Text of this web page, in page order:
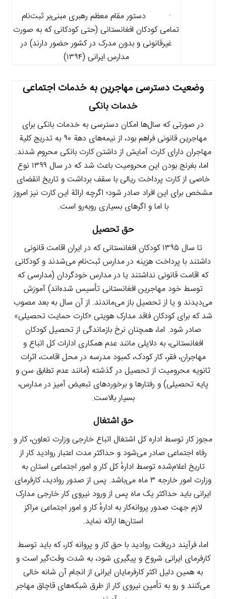
· دستور مقام معظم رهبری مبنی‌بر ثبت‌نام
تمامی کودکان افغانستانی (حتی کودکانی که به صورت
غیرقانونی و بدون مدرک در کشور حضور دارند) در
مدارس ایرانی (۱۳۹۴)
وضعیت دسترسی مهاجرین به خدمات اجتماعی
خدمات بانکی
در صورتی که سال‌ها امکان دسترسی به خدمات بانکی برای
مهاجرین قانونی فراهم بود، از نیمه‌های دهة ۹۰ به تدریج کلیة
مهاجران دارای کارت آمایش از داشتن کارت بانکی محروم شدند.
اما، بغرنج بودن این محرومیت باعث شد که در سال ۱۳۹۹ نوع
خاصی از کارت پرداخت ریالی با سقف برداشت و تاریخ انقضای
مشخص برای این افراد صادر شود؛ اگرچه ارائة این کارت نیز امروز
با اما و اگرهای بسیاری روبه‌رو است.
حق تحصیل
تا سال ۱۳۹۵ کودکان افغانستانی که در ایران اقامت قانونی
داشتند با پرداخت هزینه در مدارس ثبت‌نام می‌شدند و کودکانی
که اقامت قانونی نداشتند یا در مدارس خودگردان (مدارسی که
توسط خود مهاجرین افغانستانی تأسیس شده‌اند) آموزش
می‌دیدند و یا از تحصیل باز می‌ماندند. از آن سال به بعد مصوب
شد که برای کودکان فاقد مدارک هویتی «کارت حمایت تحصیلی»
صادر شود. اما، همچنان نرخ بازماندگی از تحصیل کودکان
افغانستانی، به دلایلی مانند عدم همکاری ادارات کل اتباع و
مهاجران، فقر، کار کودک، کمبود مدرسه در محل اقامت، اثرات
ثانویه محرومیت از تحصیل در گذشته (مانند عدم تطابق سن و
پایه تحصیلی) و رفتارها و برخوردهای تبعیض آمیز در مدارس،
بسیار بالاست.
حق اشتغال
مجوز کار توسط اداره کل اشتغال اتباع خارجی وزارت تعاون، کار و
رفاه اجتماعی صادر می‌شود و حداکثر مدت اعتبار روادید کار از
تاریخ اعلام‌شده توسط ادارهٔ کل کار و امور اجتماعی استان به
وزارت امور خارجه ۳ ماه می‌باشد. پس از صدور روادید، کارفرمای
ایرانی باید حداکثر یک ماه پس از ورود نیروی کار خارجی مدارک
لازم جهت صدور پروانه‌کار به ادارهٔ کار و امور اجتماعی مراکز
استان‌ها ارائه نماید.
اما، فرآیند دریافت روادید با حق کار و پروانه کار، که باید توسط
کارفرمای ایرانی شروع و پیگیری شود، به شدت وقت‌گیر است و
به همین دلیل اکثر کارفرمایان ایرانی از انجام آن شانه خالی
می‌کنند و رو به تأمین نیروی کار از طرق شبکه‌های قاچاق مهاجر